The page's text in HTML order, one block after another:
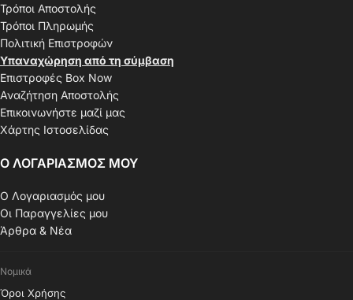
Τρόποι Αποστολής
Τρόποι Πληρωμής
Πολιτική Επιστροφών
Υπαναχώρηση από τη σύμβαση
Επιστροφές Box Now
Αναζήτηση Αποστολής
Επικοινωνήστε μαζί μας
Χάρτης Ιστοσελίδας
Ο ΛΟΓΑΡΙΑΣΜΟΣ ΜΟΥ
Ο Λογαριασμός μου
Οι Παραγγελίες μου
Άρθρα & Νέα
Νομικά
Όροι Χρήσης